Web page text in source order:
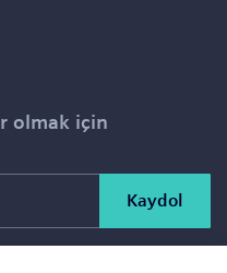
olmak için
Kaydol